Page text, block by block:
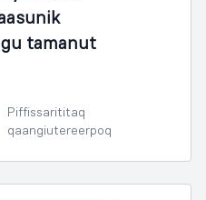
tamanut
Piffissarititaq
qaangiutereerpoq